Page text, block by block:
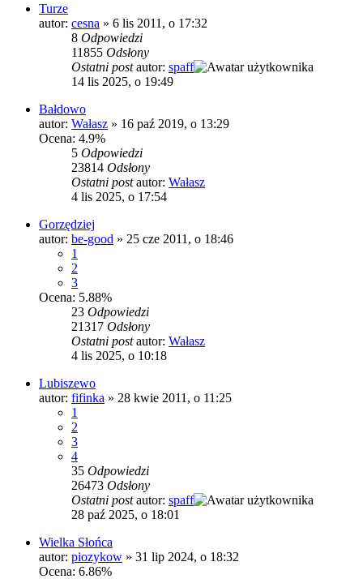
Turze
autor: cesna » 6 lis 2011, o 17:32
8 Odpowiedzi
11855 Odsłony
Ostatni postautor: spaff
14 lis 2025, o 19:49
Bałdowo
autor: Wałasz » 16 paź 2019, o 13:29
Ocena: 4.9%
5 Odpowiedzi
23814 Odsłony
Ostatni postautor: Wałasz
4 lis 2025, o 17:54
Gorzędziej
autor: be-good » 25 cze 2011, o 18:46
1
2
3
Ocena: 5.88%
23 Odpowiedzi
21317 Odsłony
Ostatni postautor: Wałasz
4 lis 2025, o 10:18
Lubiszewo
autor: fifinka » 28 kwie 2011, o 11:25
1
2
3
4
35 Odpowiedzi
26473 Odsłony
Ostatni postautor: spaff
28 paź 2025, o 18:01
Wielka Słońca
autor: piozykow » 31 lip 2024, o 18:32
Ocena: 6.86%